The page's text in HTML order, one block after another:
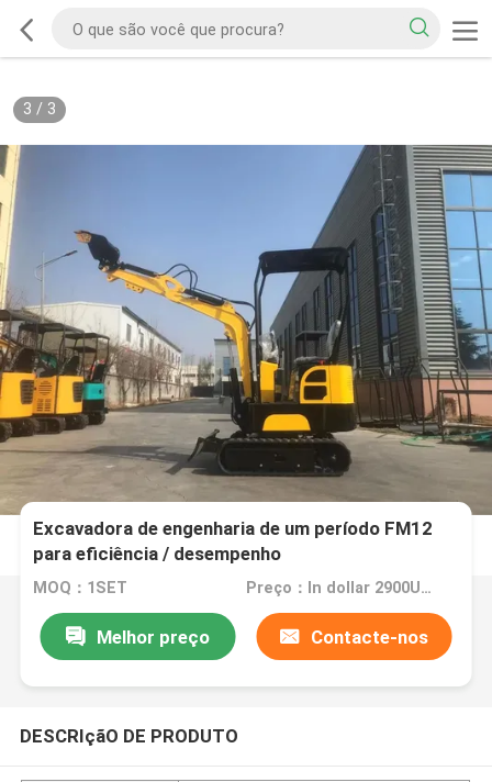
3 / 3
Excavadora de engenharia de um período FM12
para eficiência / desempenho
MOQ：1SET Preço：In dollar 2900USD
Melhor preço Contacte-nos
DESCRIçãO DE PRODUTO